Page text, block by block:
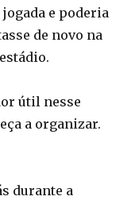
e poderia
de novo na
útil nesse
a organizar.
durante a